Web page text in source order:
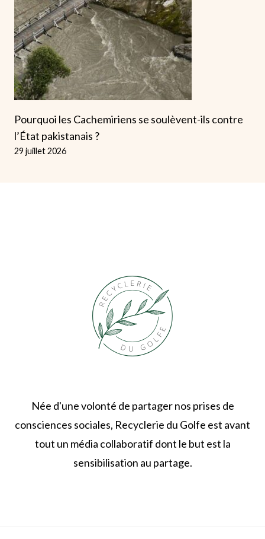
Pourquoi les Cachemiriens se soulèvent-ils contre
l’État pakistanais ?
29 juillet 2026
Née d'une volonté de partager nos prises de
consciences sociales, Recyclerie du Golfe est avant
tout un média collaboratif dont le but est la
sensibilisation au partage.